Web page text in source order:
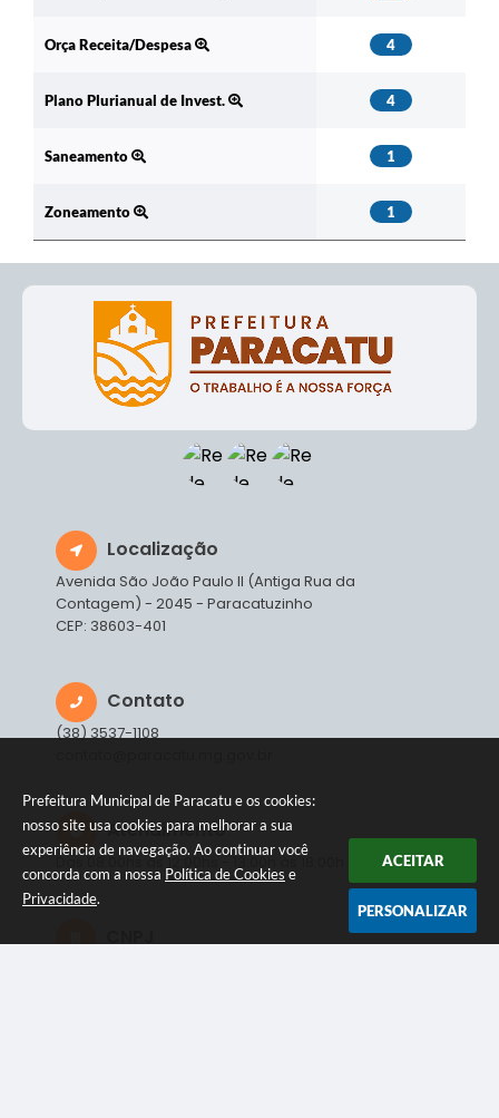
Prefeitura Municipal de Paracatu e os cookies:
nosso site usa cookies para melhorar a sua
experiência de navegação. Ao continuar você
concorda com a nossa Política de Cookies e
Privacidade.
ACEITAR
PERSONALIZAR
Orça Receita/Despesa 4
Plano Plurianual de Invest. 4
Saneamento 1
Zoneamento 1
Localização
Avenida São João Paulo II (Antiga Rua da
Contagem) - 2045 - Paracatuzinho
CEP: 38603-401
Contato
(38) 3537-1108
Atendimento
Das 08:00hs às 12:00hs - 13:00h às 18:00h